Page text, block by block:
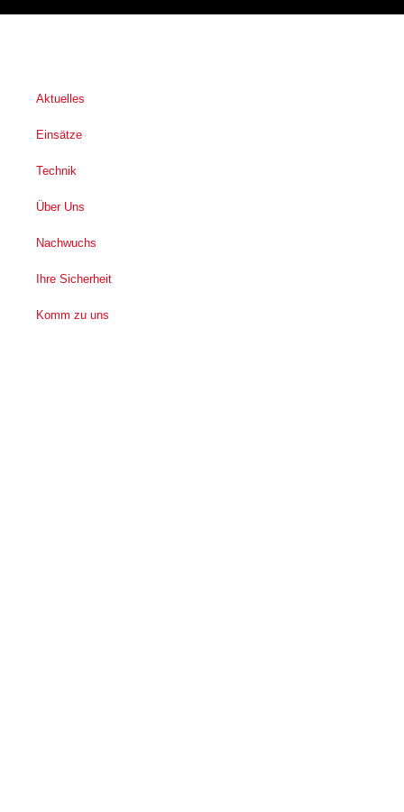
Aktuelles
Einsätze
Technik
Über Uns
Nachwuchs
Ihre Sicherheit
Komm zu uns